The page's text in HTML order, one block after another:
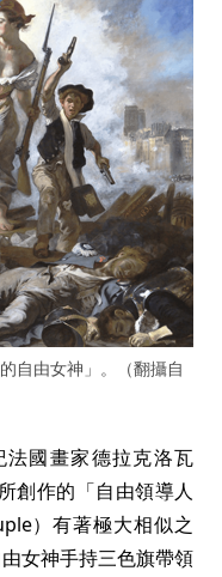
自由女神」。（翻攝自
國畫家德拉克洛瓦
創作的「自由領導人
）有著極大相似之
女神手持三色旗帶領